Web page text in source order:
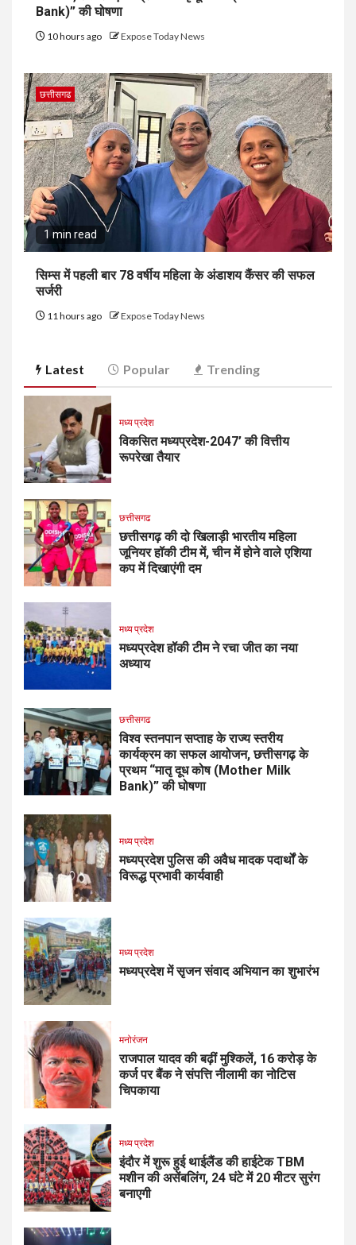
Bank)” की घोषणा
10 hours ago Expose Today News
छत्तीसगढ
1 min read
सिम्स में पहली बार 78 वर्षीय महिला के अंडाशय कैंसर की सफल
सर्जरी
11 hours ago Expose Today News
Latest Popular Trending
मध्य प्रदेश
विकसित मध्यप्रदेश-2047’ की वित्तीय
रूपरेखा तैयार
छत्तीसगढ
छत्तीसगढ़ की दो खिलाड़ी भारतीय महिला
जूनियर हॉकी टीम में, चीन में होने वाले एशिया
कप में दिखाएंगी दम
मध्य प्रदेश
मध्यप्रदेश हॉकी टीम ने रचा जीत का नया
अध्याय
छत्तीसगढ
विश्व स्तनपान सप्ताह के राज्य स्तरीय
कार्यक्रम का सफल आयोजन, छत्तीसगढ़ के
प्रथम “मातृ दूध कोष (Mother Milk
Bank)” की घोषणा
मध्य प्रदेश
मध्यप्रदेश पुलिस की अवैध मादक पदार्थों के
विरूद्ध प्रभावी कार्यवाही
मध्य प्रदेश
मध्यप्रदेश में सृजन संवाद अभियान का शुभारंभ
मनोरंजन
राजपाल यादव की बढ़ीं मुश्किलें, ₹16 करोड़ के
कर्ज पर बैंक ने संपत्ति नीलामी का नोटिस
चिपकाया
मध्य प्रदेश
इंदौर में शुरू हुई थाईलैंड की हाईटेक TBM
मशीन की असेंबलिंग, 24 घंटे में 20 मीटर सुरंग
बनाएगी